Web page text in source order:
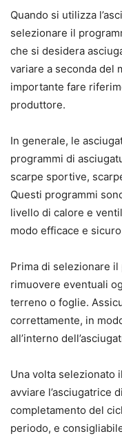
Quando si utilizza
selezionare il
che si desidera
variare a seconda del
importante fare
produttore.
In generale, le
programmi di
scarpe sportive,
Questi programmi
livello di calore e
modo efficace e
Prima di selezionare
rimuovere eventuali
terreno o foglie.
correttamente, in
all’interno
Una volta selezionato
avviare l’asciugatrice
completamento del
periodo, e